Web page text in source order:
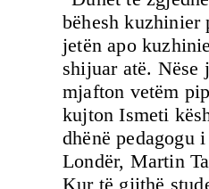
bëhesh kuzhinier
jetën apo
shijuar atë. Nëse
mjafton vetëm
kujton Ismeti
dhënë pedagogu
Londër, Martin
Kur të gjithë